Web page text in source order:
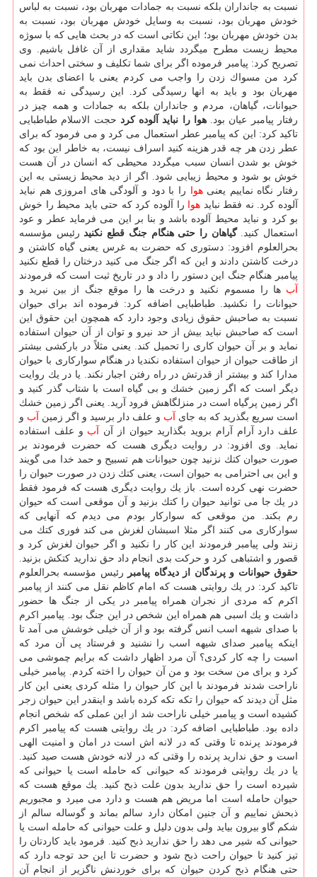
نسبت به جانداران بلكه نسبت به جمادات مهربان بود، نسبت به لباس
خودش مهربان بود، نسبت به وسایل خودش مهربان بود، نسبت به
بدن خودش مهربان بود؛ این نكاتی است كه در بحث هایی كه با سوژه
محیط زیست مطرح میگردد شاید مقداری از آن غافل باشیم. وی
تصریح كرد: پیامبر فرموده اگر برای شما تكلیف و سختی احداث نمی
كرد من مسواك زدن را واجب می كردم یعنی با اعضای بدن باید
مهربان بود و باید به انها رسیدگی كرد. این رسیدگی نه فقط به
حیوانات، گیاهان، مردم و جانداران بلكه به جمادات و همه چیز در
رفتار پیامبر عیان بود.هوا را نباید آلوده كرد حجت الاسلام طباطبایی
تاكید كرد: این كه پیامبر عطر استعمال می كرد و می فرمود كه برای
عطر زدن هر چه قدر هزینه كنید اسراف نیست، به خاطر این بود كه
خوش بو شدن انسان سبب میگردد محیطی كه انسان در آن هست
خوش بو شود و محیط زیبایی شود. اگر از دید محیط زیستی به این
رفتار نگاه نماییم یعنیهوا را با دود و آلودگی های امروزی هم نباید
آلوده كرد. نه فقط نباید هوا را آلوده كرد كه حتی باید محیط را خوش
بو كرد و نباید محیط آلوده باشد و بنا بر این می فرماید عطر و عود
استعمال كنید.گیاهان را حتی هنگام جنگ قطع نكنیدرئیس مؤسسه
بحرالعلوم افزود: دستوری كه حضرت به غرس یعنی گیاه كاشتن و
درخت كاشتن دادند و این كه اگر جنگ می كنید درختان را قطع نكنید
پیامبر هنگام جنگ این دستور را داد و در تاریخ ثبت است كه فرمودند
آب ها را مسموم نكنید و درخت ها را موقع جنگ از بین نبرید و
حیوانات را نكشید. طباطبایی اضافه كرد: فرموده اند برای حیوان
نسبت به صاحبش حقوق زیادی وجود دارد كه همچون این حقوق این
است كه صاحبش نباید بیش از حد نیرو و توان از آن حیوان استفاده
نماید و بر آن حیوان كاری را تحمیل كند. یعنی مثلاً در باركشی بیشتر
از طاقت حیوان از حیوان استفاده نكندیا در هنگام سواركاری با حیوان
مدارا كند و بیشتر از قدرتش در راه رفتن اجبار نكند. یا در یك روایت
دیگر است كه اگر زمین خشك و بی گیاه است با شتاب گذر كنید و
اگر زمین پرگیاه است در منزلگاهش فرود آرید. یعنی اگر زمین خشك
است سریع بگذرید كه به جای آب و علف دار برسید و اگر زمین آب و
علف دارد آرام آرام بروید بگذارید حیوان از آن آب و علف استفاده
نماید. وی افزود: در روایت دیگری هست كه حضرت فرمودند بر
صورت حیوان كتك نزنید چون حیوانات هم تسبیح و حمد خدا می گویند
و این بی احترامی به حیوان است، یعنی كتك زدن در صورت حیوان را
حضرت نهی كرده است. باز یك روایت دیگری هست كه فرمود فقط
در یك جا می توانید حیوان را كتك بزنید و آن موقعی است كه حیوان
رم بكند. من موقعی كه سواركار بودم می دیدم كه آنهایی كه
سواركاری می كنند اگر مثلا اسبشان لغزش می كند فوری كتك می
زنند ولی پیامبر فرمودند این كار را نكنید و اگر حیوان لغزش كرد و
قصور و اشتباهی كرد و حركت بدی انجام داد حق ندارید كتكش بزنید.
حقوق حیوانات و پرندگان از دیدگاه پیامبر
رئیس مؤسسه بحرالعلوم
تاكید كرد: در یك روایتی هست كه امام كاظم نقل می كنند از پیامبر
اكرم كه مردی از نجران همراه پیامبر در یكی از جنگ ها حضور
داشت و یك اسبی هم همراه این شخص در این جنگ بود. پیامبر اكرم
با صدای شیهه اسب انس گرفته بود و از آن خیلی خوشش می آمد تا
اینكه پیامبر صدای شیهه اسب را نشنید و فرستاد پی آن مرد كه
اسبت را چه كار كردی؟ آن مرد اظهار داشت كه برایم چموشی می
كرد و برای من سخت بود و من آن حیوان را اخته كردم. پیامبر خیلی
ناراحت شدند فرمودند با این كار حیوان را مثله كردی یعنی این كار
مثل آن دیدند كه حیوان را تكه تكه كرده باشد و اینقدر این حیوان زجر
كشیده است و پیامبر خیلی ناراحت شد از این عملی كه شخص انجام
داده بود. طباطبایی اضافه كرد: در یك روایتی هست كه پیامبر اكرم
فرمودند پرنده تا وقتی كه در لانه اش است در امان و امنیت الهی
است و حق ندارید پرنده را وقتی كه در لانه خودش هست صید كنید.
یا در یك روایتی فرمودند كه حیوانی كه حامله است یا حیوانی كه
شیرده است را حق ندارید بدون علت ذبح كنید. یك موقع هست كه
حیوان حامله است اما مریض هم هست و دارد می میرد و مجبوریم
ذبحش نماییم و آن جنین امكان دارد سالم بماند و گوساله سالم از
شكم گاو بیرون بیاید ولی بدون دلیل و علت حیوانی كه حامله است یا
حیوانی كه شیر می دهد را حق ندارید ذبح كنید. فرمود باید كاردتان را
تیز كنید تا حیوان راحت ذبح شود و حضرت تا این حد توجه دارد كه
حتی هنگام ذبح كردن حیوان كه برای خوردنش ناگزیر از انجام آن